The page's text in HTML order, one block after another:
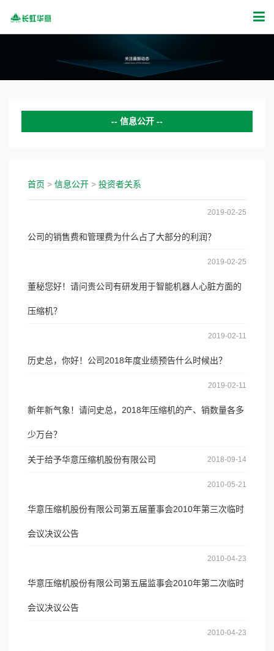
信息公开
证券公告
新闻活动
社会责任
首页 > 信息公开 > 投资者关系
2019-02-25
公司的销售费和管理费为什么占了大部分的利润？
2019-02-25
董秘您好！请问贵公司有研发用于智能机器人心脏方面的
压缩机？
2019-02-11
历史总，你好！公司2018年度业绩预告什么时候出？
2019-02-11
新年新气象！请问史总，2018年压缩机的产、销数量各多
少万台？
2018-09-14
关于给予华意压缩机股份有限公司
2010-05-21
华意压缩机股份有限公司第五届董事会2010年第三次临时
会议决议公告
2010-04-23
华意压缩机股份有限公司第五届监事会2010年第二次临时
会议决议公告
2010-04-23